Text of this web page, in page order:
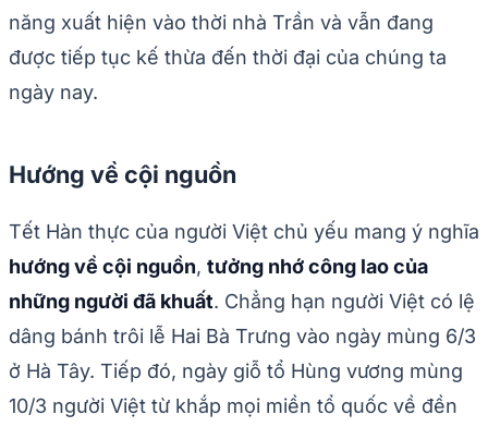
năng xuất hiện vào thời nhà Trần và vẫn đang
được tiếp tục kế thừa đến thời đại của chúng ta
ngày nay.
Hướng về cội nguồn
Tết Hàn thực của người Việt chủ yếu mang ý nghĩa
hướng về cội nguồn, tưởng nhớ công lao của
những người đã khuất. Chẳng hạn người Việt có lệ
dâng bánh trôi lễ Hai Bà Trưng vào ngày mùng 6/3
ở Hà Tây. Tiếp đó, ngày giỗ tổ Hùng vương mùng
10/3 người Việt từ khắp mọi miền tổ quốc về đền